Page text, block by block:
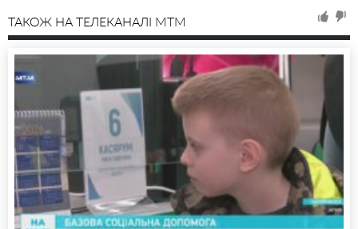
ТАКОЖ НА ТЕЛЕКАНАЛІ MTM